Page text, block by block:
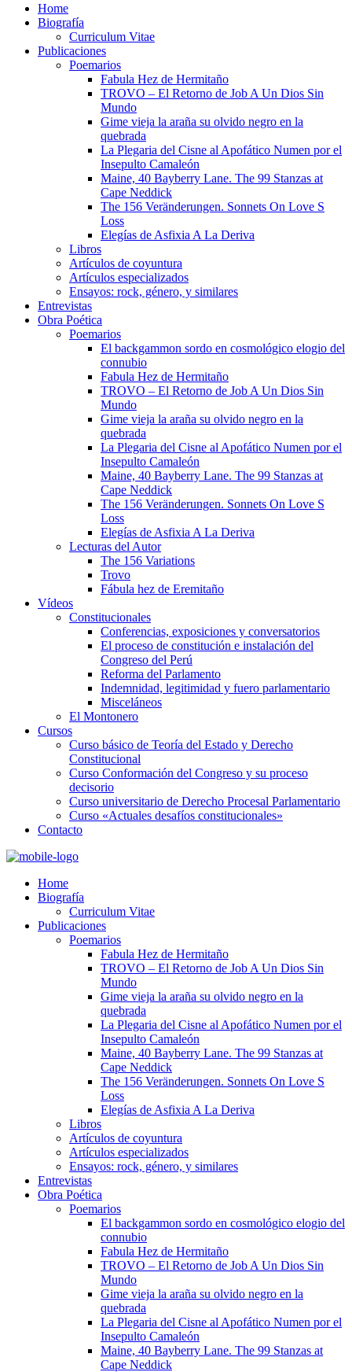
Home
Biografía
Curriculum Vitae​
Publicaciones
Poemarios
Fabula Hez de Hermitaño
TROVO – El Retorno de Job A Un Dios Sin
Mundo
Gime vieja la araña su olvido negro en la
quebrada
La Plegaria del Cisne al Apofático Numen por el
Insepulto Camaleón
Maine, 40 Bayberry Lane. The 99 Stanzas at
Cape Neddick
The 156 Veränderungen. Sonnets On Love S
Loss
Elegías de Asfixia A La Deriva
Libros
Artículos de coyuntura
Artículos especializados
Ensayos: rock, género, y similares
Entrevistas
Obra Poética
Poemarios
El backgammon sordo en cosmológico elogio del
connubio
Fabula Hez de Hermitaño
TROVO – El Retorno de Job A Un Dios Sin
Mundo
Gime vieja la araña su olvido negro en la
quebrada
La Plegaria del Cisne al Apofático Numen por el
Insepulto Camaleón
Maine, 40 Bayberry Lane. The 99 Stanzas at
Cape Neddick
The 156 Veränderungen. Sonnets On Love S
Loss
Elegías de Asfixia A La Deriva
Lecturas del Autor
The 156 Variations
Trovo
Fábula hez de Eremitaño
Vídeos
Constitucionales
Conferencias, exposiciones y conversatorios
El proceso de constitución e instalación del
Congreso del Perú
Reforma del Parlamento
Indemnidad, legitimidad y fuero parlamentario
Misceláneos
El Montonero
Cursos
Curso básico de Teoría del Estado y Derecho
Constitucional
Curso Conformación del Congreso y su proceso
decisorio
Curso universitario de Derecho Procesal Parlamentario
Curso «Actuales desafíos constitucionales»
Contacto
Home
Biografía
Curriculum Vitae​
Publicaciones
Poemarios
Fabula Hez de Hermitaño
TROVO – El Retorno de Job A Un Dios Sin
Mundo
Gime vieja la araña su olvido negro en la
quebrada
La Plegaria del Cisne al Apofático Numen por el
Insepulto Camaleón
Maine, 40 Bayberry Lane. The 99 Stanzas at
Cape Neddick
The 156 Veränderungen. Sonnets On Love S
Loss
Elegías de Asfixia A La Deriva
Libros
Artículos de coyuntura
Artículos especializados
Ensayos: rock, género, y similares
Entrevistas
Obra Poética
Poemarios
El backgammon sordo en cosmológico elogio del
connubio
Fabula Hez de Hermitaño
TROVO – El Retorno de Job A Un Dios Sin
Mundo
Gime vieja la araña su olvido negro en la
quebrada
La Plegaria del Cisne al Apofático Numen por el
Insepulto Camaleón
Maine, 40 Bayberry Lane. The 99 Stanzas at
Cape Neddick